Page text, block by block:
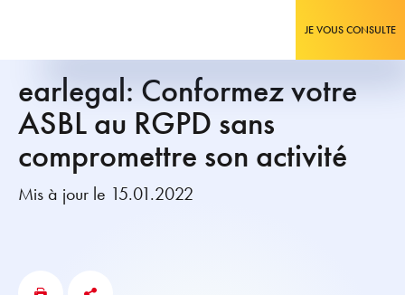
JE VOUS CONSULTE
earlegal: Conformez votre
ASBL au RGPD sans
compromettre son activité
Mis à jour le 15.01.2022